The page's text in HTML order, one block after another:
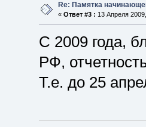
Re: Памятка
« Ответ #3 : 13 Апреля
С 2009 года,
РФ,
Т.е. до 25